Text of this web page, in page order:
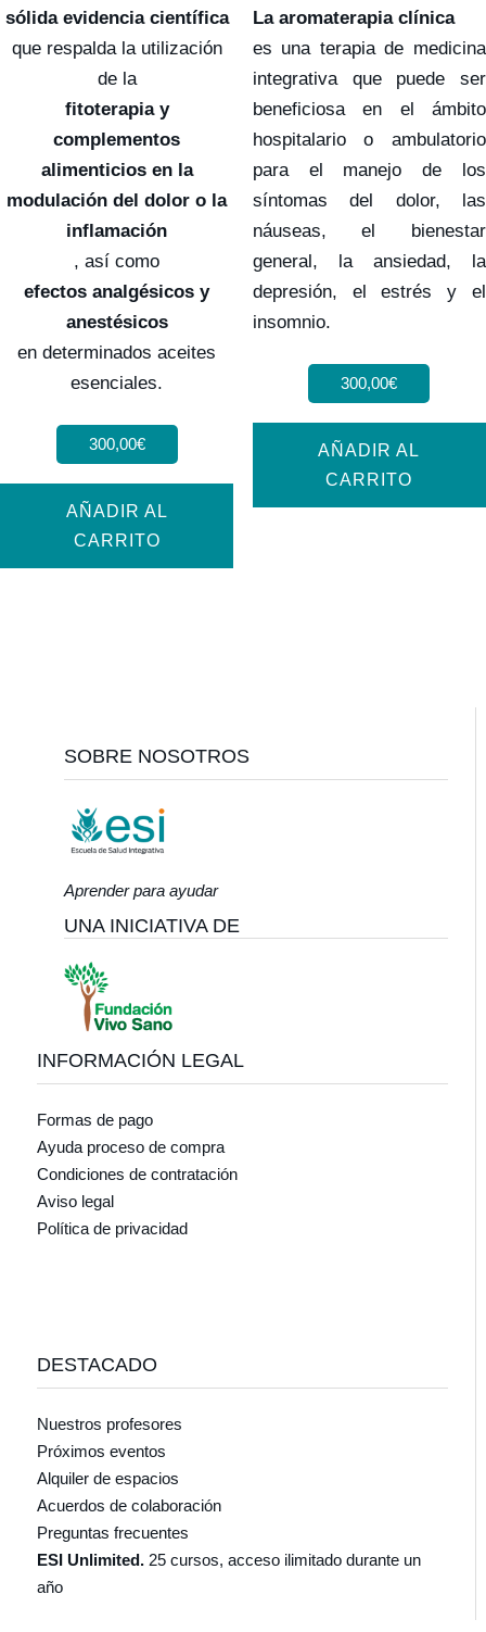
sólida evidencia científica
que respalda la utilización
de la
fitoterapia y
complementos
alimenticios en la
modulación del dolor o la
inflamación
, así como
efectos analgésicos y
anestésicos
en determinados aceites
esenciales.
300,00€
AÑADIR AL
CARRITO
La aromaterapia clínica
es una terapia de medicina
integrativa que puede ser
beneficiosa en el ámbito
hospitalario o ambulatorio
para el manejo de los
síntomas del dolor, las
náuseas, el bienestar
general, la ansiedad, la
depresión, el estrés y el
insomnio.
300,00€
AÑADIR AL
CARRITO
SOBRE NOSOTROS
Aprender para ayudar
UNA INICIATIVA DE
INFORMACIÓN LEGAL
Formas de pago
Ayuda proceso de compra
Condiciones de contratación
Aviso legal
Política de privacidad
DESTACADO
Nuestros profesores
Próximos eventos
Alquiler de espacios
Acuerdos de colaboración
Preguntas frecuentes
ESI Unlimited. 25 cursos, acceso ilimitado durante un
año